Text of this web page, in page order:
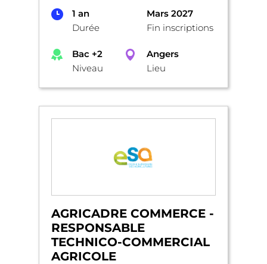
1 an
Durée
Mars 2027
Fin inscriptions
Bac +2
Niveau
Angers
Lieu
AGRICADRE COMMERCE -
RESPONSABLE
TECHNICO-COMMERCIAL
AGRICOLE